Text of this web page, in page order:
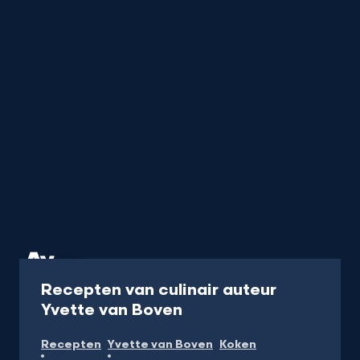
Recepten van culinair auteur
Yvette van Boven
Avrotros.nl
Recepten Yvette van Boven Koken